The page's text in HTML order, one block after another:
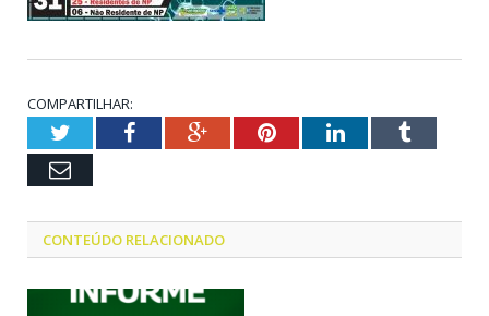
COMPARTILHAR:
TwitterFacebookGoogle+PinterestLinkedInTumblr
Email
CONTEÚDO RELACIONADO